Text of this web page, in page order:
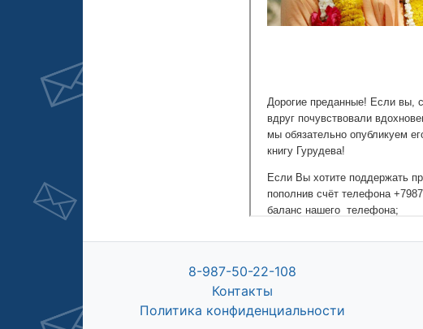
8-987-50-22-108
Контакты
Политика конфиденциальности